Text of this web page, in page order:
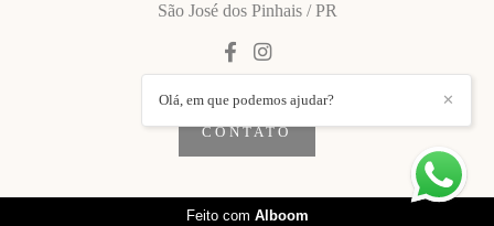
São José dos Pinhais / PR
CONTATO
✕
Olá, em que podemos ajudar?
Feito com Alboom